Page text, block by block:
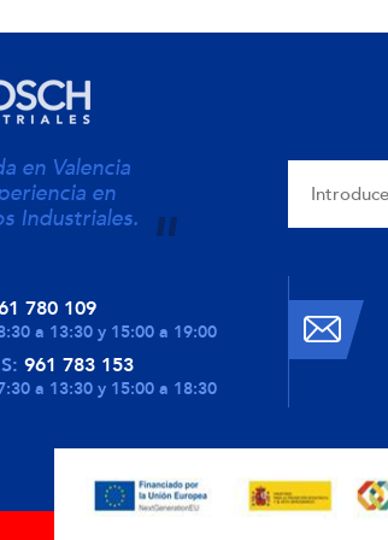
en Valencia
en
Industriales.
780 109
a 13:30 y 15:00 a 19:00
961 783 153
a 13:30 y 15:00 a 18:30